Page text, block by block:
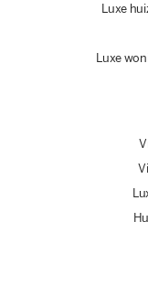
Luxe
Luxe